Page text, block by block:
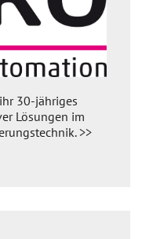
30-jähriges
Lösungen im
>>